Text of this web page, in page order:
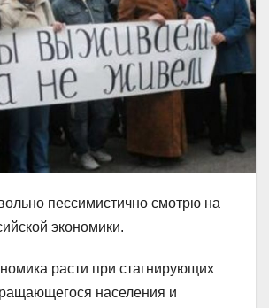
пессимистично смотрю на
экономики.
расти при стагнирующих
населения и